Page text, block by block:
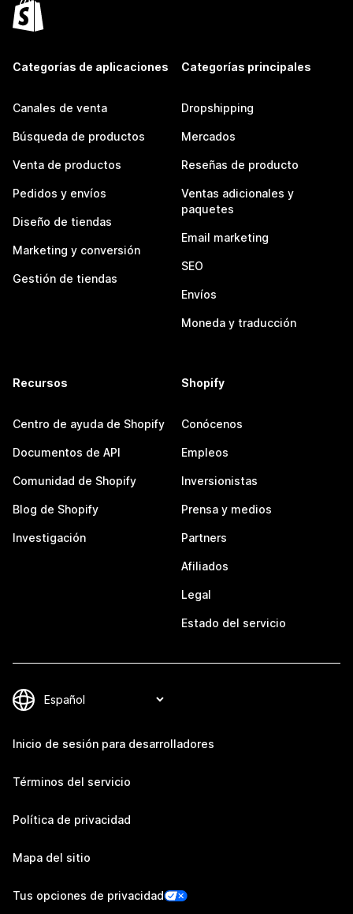
Categorías de aplicaciones
Canales de venta
Búsqueda de productos
Venta de productos
Pedidos y envíos
Diseño de tiendas
Marketing y conversión
Gestión de tiendas
Categorías principales
Dropshipping
Mercados
Reseñas de producto
Ventas adicionales y
paquetes
Email marketing
SEO
Envíos
Moneda y traducción
Recursos
Centro de ayuda de Shopify
Documentos de API
Comunidad de Shopify
Blog de Shopify
Investigación
Shopify
Conócenos
Empleos
Inversionistas
Prensa y medios
Partners
Afiliados
Legal
Estado del servicio
Inicio de sesión para desarrolladores
Términos del servicio
Política de privacidad
Mapa del sitio
Tus opciones de privacidad